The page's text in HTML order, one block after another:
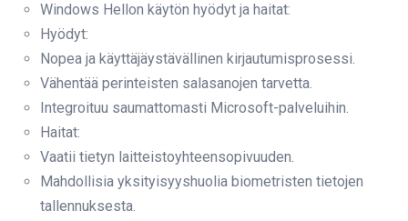
Windows Hellon käytön hyödyt ja haitat:
Hyödyt:
Nopea ja käyttäjäystävällinen kirjautumisprosessi.
Vähentää perinteisten salasanojen tarvetta.
Integroituu saumattomasti Microsoft-palveluihin.
Haitat:
Vaatii tietyn laitteistoyhteensopivuuden.
Mahdollisia yksityisyyshuolia biometristen tietojen
tallennuksesta.